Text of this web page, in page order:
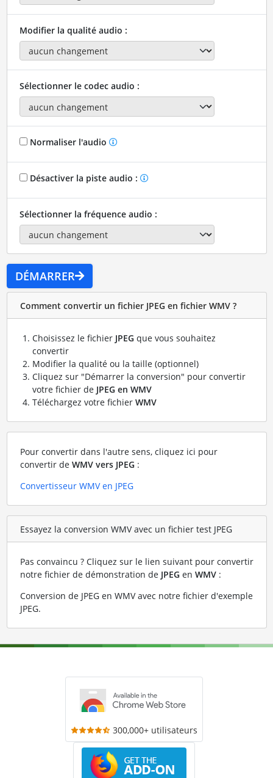
Modifier la qualité audio :
Sélectionner le codec audio :
Normaliser l'audio
Désactiver la piste audio :
Sélectionner la fréquence audio :
DÉMARRER
Comment convertir un fichier JPEG en fichier WMV ?
Choisissez le fichier JPEG que vous souhaitez
convertir
Modifier la qualité ou la taille (optionnel)
Cliquez sur "Démarrer la conversion" pour convertir
votre fichier de JPEG en WMV
Téléchargez votre fichier WMV
Pour convertir dans l'autre sens, cliquez ici pour
convertir de WMV vers JPEG :
Convertisseur WMV en JPEG
Essayez la conversion WMV avec un fichier test JPEG
Pas convaincu ? Cliquez sur le lien suivant pour convertir
notre fichier de démonstration de JPEG en WMV:
Conversion de JPEG en WMV avec notre fichier d'exemple
JPEG.
300,000+ utilisateurs